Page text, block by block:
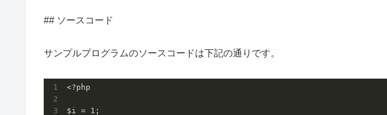
## ソースコード
サンプルプログラムのソースコードは下記の通りです。
<?php
$i = 1;